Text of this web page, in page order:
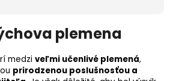
plemena
medzi veľmi učenlivé plemená,
prirodzenou poslušnosťou a